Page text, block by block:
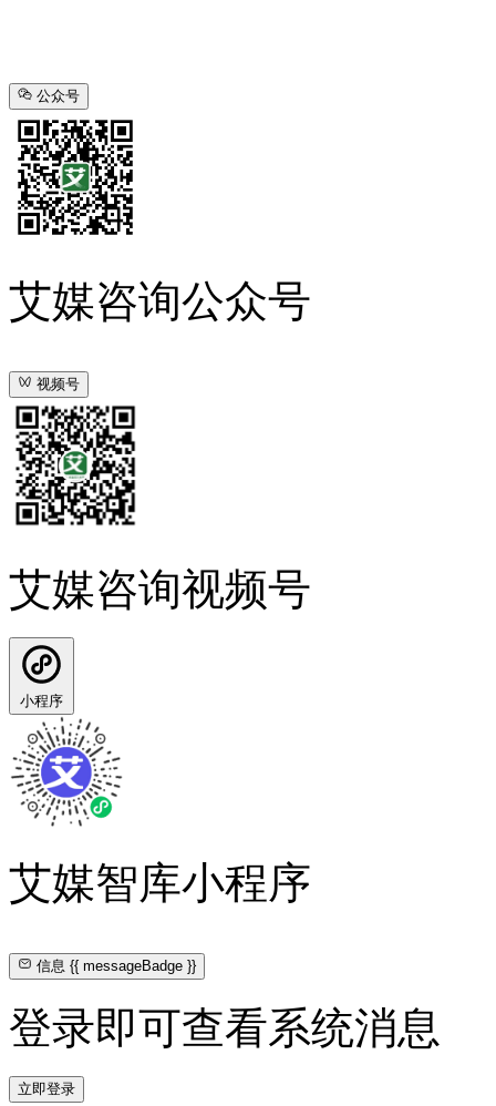
公众号
艾媒咨询公众号
视频号
艾媒咨询视频号
小程序
艾媒智库小程序
信息{{ messageBadge }}
登录即可查看系统消息
立即登录